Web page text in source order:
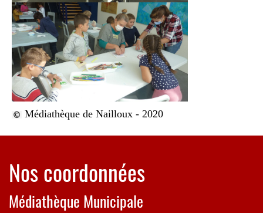
Médiathèque de Nailloux - 2020
Nos coordonnées
Médiathèque Municipale